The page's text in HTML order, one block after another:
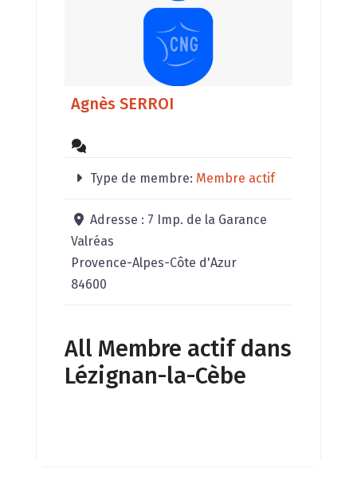
Agnès SERROI
Type de membre: Membre actif
Adresse : 7 Imp. de la Garance
Valréas
Provence-Alpes-Côte d'Azur
84600
All Membre actif dans
Lézignan-la-Cèbe